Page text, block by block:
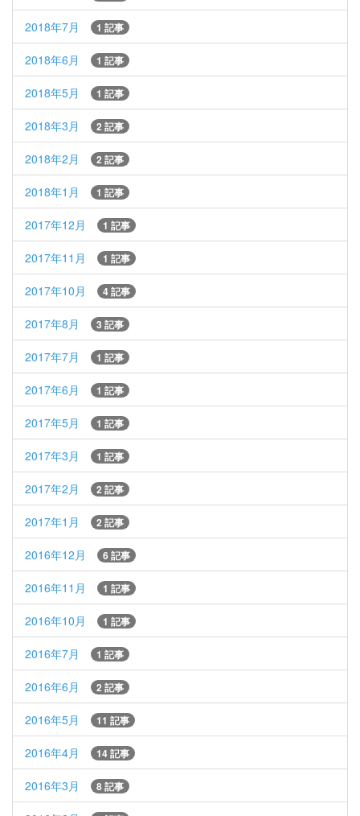
2018年7月 1 記事
2018年6月 1 記事
2018年5月 1 記事
2018年3月 2 記事
2018年2月 2 記事
2018年1月 1 記事
2017年12月 1 記事
2017年11月 1 記事
2017年10月 4 記事
2017年8月 3 記事
2017年7月 1 記事
2017年6月 1 記事
2017年5月 1 記事
2017年3月 1 記事
2017年2月 2 記事
2017年1月 2 記事
2016年12月 6 記事
2016年11月 1 記事
2016年10月 1 記事
2016年7月 1 記事
2016年6月 2 記事
2016年5月 11 記事
2016年4月 14 記事
2016年3月 8 記事